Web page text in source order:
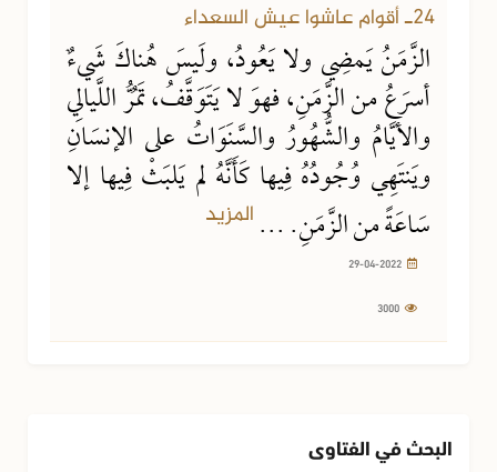
24ـ أقوام عاشوا عيش السعداء
الزَّمَنُ يَمضِي ولا يَعُودُ، ولَيسَ هُناكَ شَيءٌ
أسرَعُ من الزَّمَنِ، فهوَ لا يَتَوَقَّفُ، تَمُرُّ اللَّيالِي
والأيَّامُ والشُّهُورُ والسَّنَوَاتُ على الإنسَانِ
ويَنتَهِي وُجُودُهُ فِيها كَأَنَّهُ لم يَلبَثْ فِيها إلا
سَاعَةً من الزَّمَنِ. ... المزيد
البحث في الفتاوى